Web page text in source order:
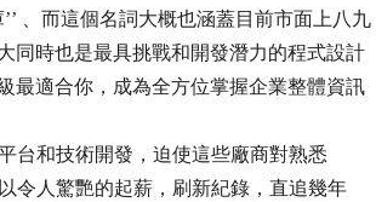
’’ 、而這個名詞大概也涵蓋目前市面上八九
同時也是最具挑戰和開發潛力的程式設計
最適合你，成為全方位掌握企業整體資訊
台和技術開發，迫使這些廠商對熟悉
令人驚艷的起薪，刷新紀錄，直追幾年